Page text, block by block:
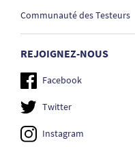
Communauté des Testeurs
REJOIGNEZ-NOUS
Facebook
Twitter
Instagram